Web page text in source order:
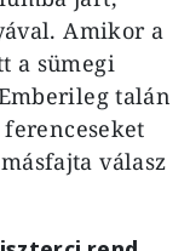
Amikor a
a sümegi
talán
válasz